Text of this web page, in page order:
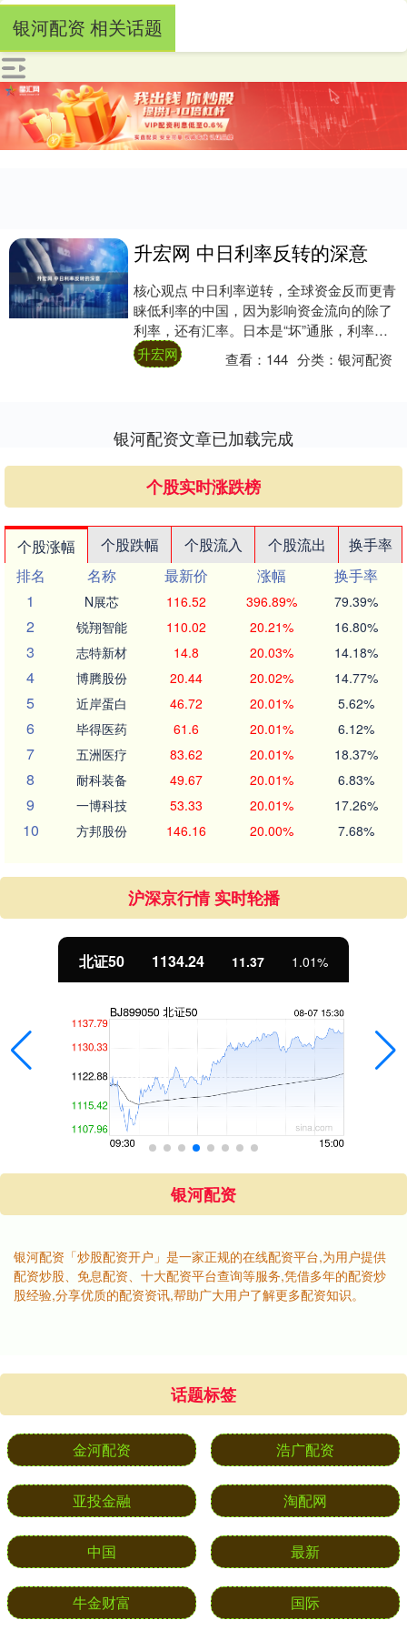
银河配资 相关话题
升宏网 中日利率反转的深意
核心观点 中日利率逆转，全球资金反而更青
睐低利率的中国，因为影响资金流向的除了
利率，还有汇率。日本是“坏”通胀，利率上
行但汇率贬值；中国是“好”通胀，利率偏低
但....
升宏网 查看： 144 分类：银河配资
银河配资文章已加载完成
个股实时涨跌榜
个股涨幅 个股跌幅 个股流入 个股流出
换手率
排名
名称 最新价 涨幅
换手率
1
N展芯 116.52 396.89% 79.39%
2 锐翔智能 110.02 20.21% 16.80%
3 志特新材 14.8 20.03% 14.18%
4 博腾股份 20.44 20.02% 14.77%
5 近岸蛋白 46.72 20.01% 5.62%
6 毕得医药 61.6 20.01% 6.12%
7 五洲医疗 83.62 20.01% 18.37%
8 耐科装备 49.67 20.01% 6.83%
9 一博科技 53.33 20.01% 17.26%
10 方邦股份 146.16 20.00% 7.68%
沪深京行情 实时轮播
北证50 1134.24 11.37 1.01%
银河配资
银河配资「炒股配资开户」是一家正规的在线配资平台,为用户提供
配资炒股、免息配资、十大配资平台查询等服务,凭借多年的配资炒
股经验,分享优质的配资资讯,帮助广大用户了解更多配资知识。
话题标签
金河配资 浩广配资
亚投金融 淘配网
中国 最新
牛金财富 国际